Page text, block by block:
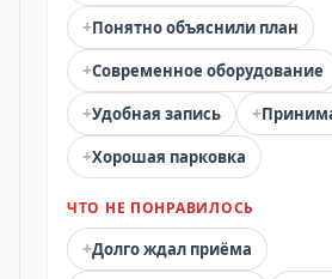
+Понятно объяснили план
+Современное оборудование
+Удобная запись +
+Хорошая парковка
ЧТО НЕ ПОНРАВИЛОСЬ
+Долго ждал приёма